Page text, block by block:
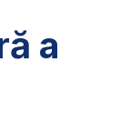
a